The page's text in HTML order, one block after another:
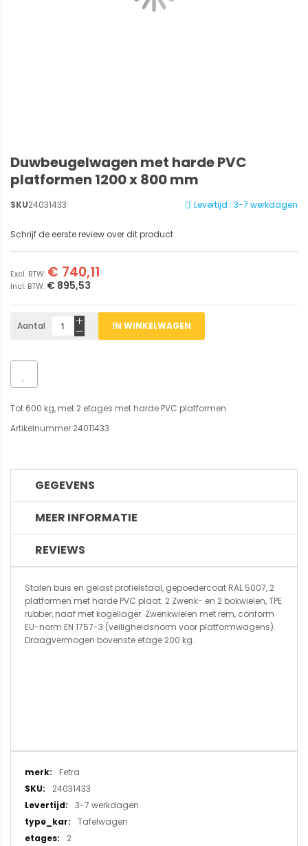
Duwbeugelwagen met harde PVC
platformen 1200 x 800 mm
Levertijd : 3-7 werkdagen
SKU24031433
Schrijf de eerste review over dit product
€ 895,53
€ 740,11
Aantal IN WINKELWAGEN
Tot 600 kg, met 2 etages met harde PVC platformen
Artikelnummer 24011433
GEGEVENS
MEER INFORMATIE
REVIEWS
Stalen buis en gelast profielstaal, gepoedercoat RAL 5007, 2
platformen met harde PVC plaat. 2 Zwenk- en 2 bokwielen, TPE
rubber, naaf met kogellager. Zwenkwielen met rem, conform
EU-norm EN 1757-3 (veiligheidsnorm voor platformwagens).
Draagvermogen bovenste etage 200 kg.
Meer
informatie
Fetra
24031433
3-7 werkdagen
Tafelwagen
2